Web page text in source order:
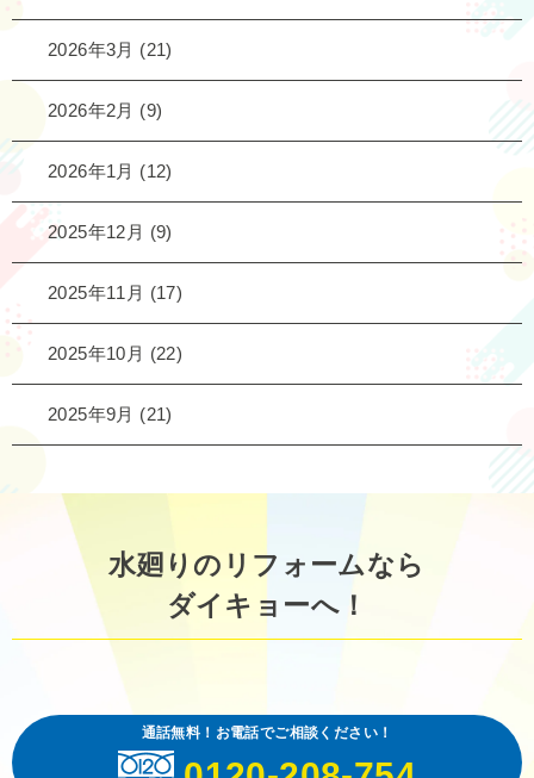
2026年3月 (21)
2026年2月 (9)
2026年1月 (12)
2025年12月 (9)
2025年11月 (17)
2025年10月 (22)
2025年9月 (21)
水廻りのリフォームなら
ダイキョーへ！
通話無料！お電話でご相談ください！